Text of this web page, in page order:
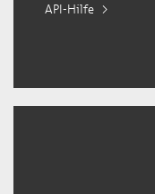
API-Hilfe